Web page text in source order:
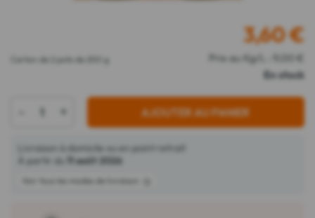
Carton de 2 pots de 200 g
3,60€
Prix au Kg/L : 9,00 €
En stock
+ AJOUTER AU PANIER
Livraison à domicile ou en point retrait
À partir du
11 août 2026
Voir tous les modes de livraison